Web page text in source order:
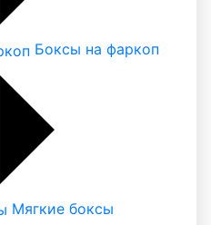
Боксы на фаркоп
Мягкие боксы